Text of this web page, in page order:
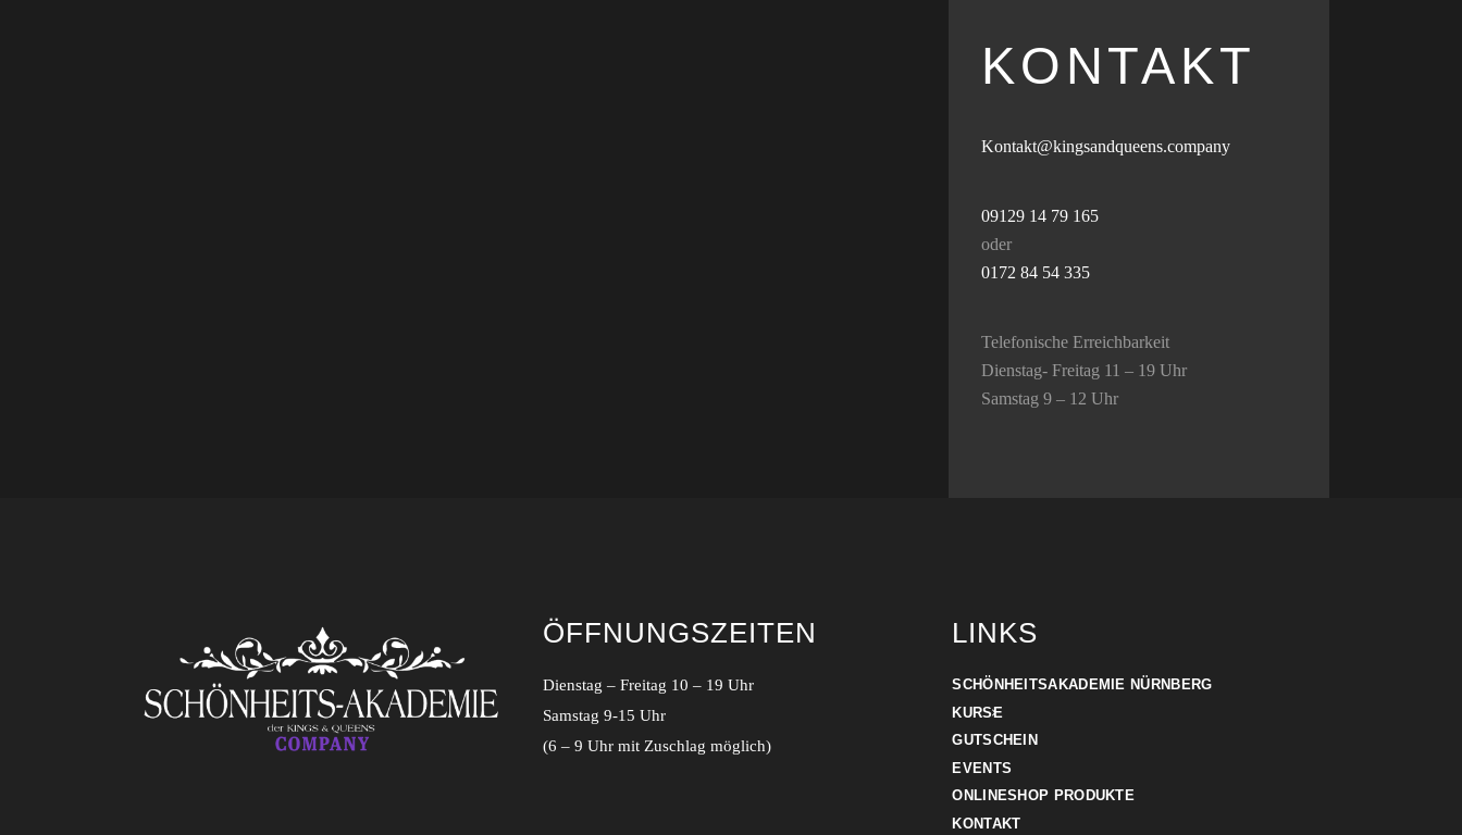
KONTAKT
Kontakt@kingsandqueens.company
09129 14 79 165
oder
0172 84 54 335
Telefonische Erreichbarkeit
Dienstag- Freitag 11 – 19 Uhr
Samstag 9 – 12 Uhr
ÖFFNUNGSZEITEN
Dienstag – Freitag 10 – 19 Uhr
Samstag 9-15 Uhr
(6 – 9 Uhr mit Zuschlag möglich)
LINKS
SCHÖNHEITSAKADEMIE NÜRNBERG
KURSE
GUTSCHEIN
EVENTS
ONLINESHOP PRODUKTE
KONTAKT